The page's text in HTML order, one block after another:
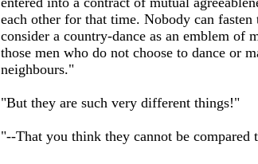
each other for that time. Nobody can
consider a country-dance as an emblem of
those men who do not choose to dance or
neighbours."
"But they are such very different things!"
"--That you think they cannot be compared